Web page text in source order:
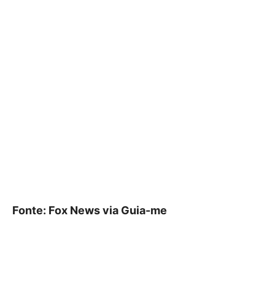
Fonte: Fox News via Guia-me